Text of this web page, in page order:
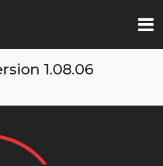
1.08.06